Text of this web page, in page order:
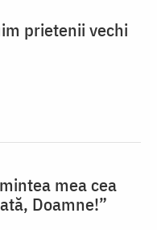
prietenii vechi
mea cea
Doamne!”